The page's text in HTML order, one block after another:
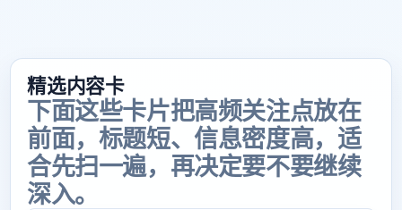
精选内容卡
下面这些卡片把高频关注点放在
前面，标题短、信息密度高，适
合先扫一遍，再决定要不要继续
深入。